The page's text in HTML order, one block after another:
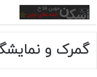
منو
گمرک و